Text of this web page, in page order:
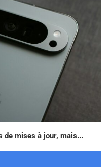
de mises à jour, mais...